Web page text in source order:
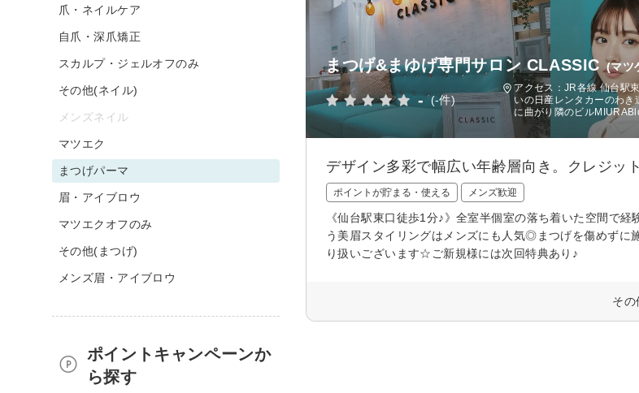
まつげ&まゆげ専門サロン CLASSIC (マツ
- (-件)
アクセス：JR各線 仙台駅
いの日産レンタカーのわ
に曲がり隣のビル
デザイン多彩で幅広い年齢層向き。クレジッ
ポイントが貯まる・使える メンズ歓迎
《仙台駅東口徒歩1分♪》全室半個室の落ち着いた空間で
う美眉スタイリングはメンズにも人気◎まつげを傷めずに
り扱いございます☆ご新規様には次回特典あり♪
その
爪・ネイルケア
自爪・深爪矯正
スカルプ・ジェルオフのみ
その他(ネイル)
メンズネイル
マツエク
まつげパーマ
眉・アイブロウ
マツエクオフのみ
その他(まつげ)
メンズ眉・アイブロウ
ポイントキャンペーンか
ら探す